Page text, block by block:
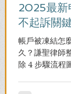
2025最新
不起訴關
帳戶被凍結怎
久？謙聖律師
除 4 步驟流程